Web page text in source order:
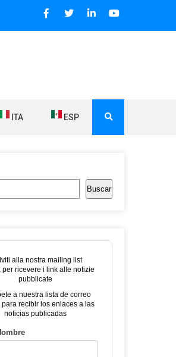
DESDE 2006 DIFUNDE NOTICIAS
ITA ESP
Buscar
alla nostra mailing list
per ricevere i link alle notizie
pubblicate
a nuestra lista de correo
para recibir los enlaces a las
noticias publicadas